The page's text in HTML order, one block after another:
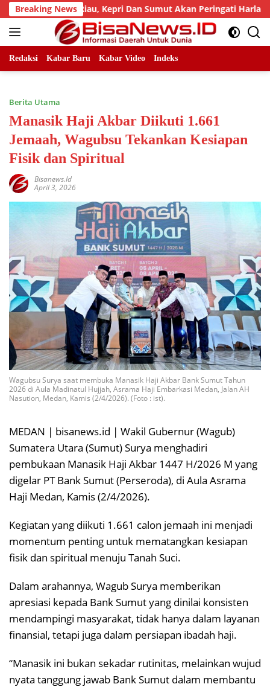
Skip
to
content
Breaking News
Riau, Kepri Dan Sumut Akan Peringati Harlah Ke-25
Redaksi Kabar Baru Kabar Video Indeks
Berita Utama
Manasik Haji Akbar Diikuti 1.661
Jemaah, Wagubsu Tekankan Kesiapan
Fisik dan Spiritual
Bisanews.id
April 3, 2026
Wagubsu Surya saat membuka Manasik Haji Akbar Bank Sumut Tahun
2026 di Aula Madinatul Hujjah, Asrama Haji Embarkasi Medan, Jalan AH
Nasution, Medan, Kamis (2/4/2026). (Foto : ist).
MEDAN | bisanews.id | Wakil Gubernur (Wagub)
Sumatera Utara (Sumut) Surya menghadiri
pembukaan Manasik Haji Akbar 1447 H/2026 M yang
digelar PT Bank Sumut (Perseroda), di Aula Asrama
Haji Medan, Kamis (2/4/2026).
Kegiatan yang diikuti 1.661 calon jemaah ini menjadi
momentum penting untuk mematangkan kesiapan
fisik dan spiritual menuju Tanah Suci.
Dalam arahannya, Wagub Surya memberikan
apresiasi kepada Bank Sumut yang dinilai konsisten
mendampingi masyarakat, tidak hanya dalam layanan
finansial, tetapi juga dalam persiapan ibadah haji.
“Manasik ini bukan sekadar rutinitas, melainkan wujud
nyata tanggung jawab Bank Sumut dalam membantu